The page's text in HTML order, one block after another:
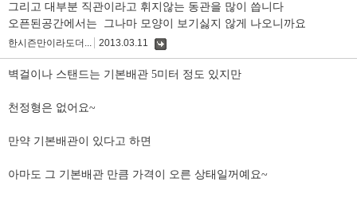
그리고 대부분 직관이라고 휘지않는 동관을 많이 씁니다
오픈된공간에서는 그나마 모양이 보기싫지 않게 나오니까요
한시즌만이라도더... 2013.03.11
벽걸이나 스탠드는 기본배관 5미터 정도 있지만
천정형은 없어요~
만약 기본배관이 있다고 하면
아마도 그 기본배관 만큼 가격이 오른 상태일꺼예요~